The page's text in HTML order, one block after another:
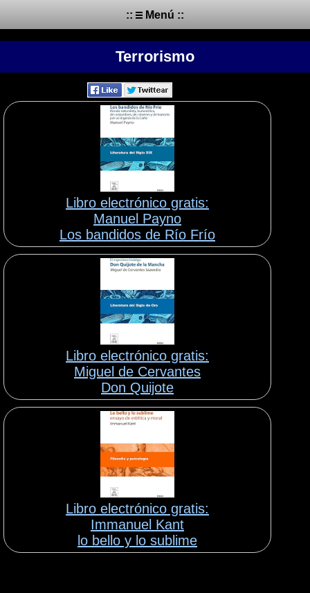
:: Menú ::
Terrorismo
Libro electrónico gratis:
Manuel Payno
Los bandidos de Río Frío
Libro electrónico gratis:
Miguel de Cervantes
Don Quijote
Libro electrónico gratis:
Immanuel Kant
lo bello y lo sublime